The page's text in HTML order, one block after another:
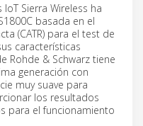
Sierra Wireless ha
basada en el
(CATR) para el test de
características
Rohde & Schwarz tiene
generación con
muy suave para
los resultados
para el funcionamiento